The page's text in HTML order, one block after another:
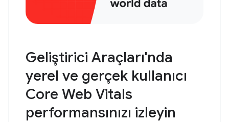
Geliştirici Araçları'nda
yerel ve gerçek kullanıcı
Core Web Vitals
performansınızı izleyin